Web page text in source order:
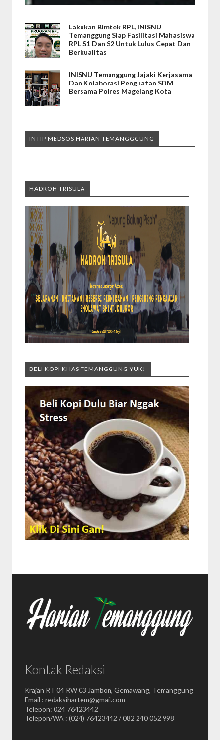
Lakukan Bimtek RPL, INISNU
Temanggung Siap Fasilitasi Mahasiswa
RPL S1 Dan S2 Untuk Lulus Cepat Dan
Berkualitas
INISNU Temanggung Jajaki Kerjasama
Dan Kolaborasi Penguatan SDM
Bersama Polres Magelang Kota
INTIP MEDSOS HARIAN TEMANGGGUNG
HADROH TRISULA
BELI KOPI KHAS TEMANGGUNG YUK!
Kontak Redaksi
Krajan RT 04 RW 03 Jambon, Gemawang, Temanggung
Email : redaksihartem@gmail.com
Telepon: 024 76423442
Telepon/WA : (024) 76423442 / 082 240 052 998